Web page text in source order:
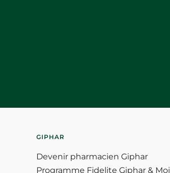
GIPHAR
Devenir pharmacien Giphar
Programme Fidelite Giphar & Moi